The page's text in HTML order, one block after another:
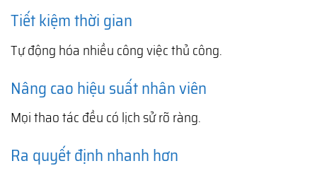
Tiết kiệm thời gian
Tự động hóa nhiều công việc thủ công.
Nâng cao hiệu suất nhân viên
Mọi thao tác đều có lịch sử rõ ràng.
Ra quyết định nhanh hơn